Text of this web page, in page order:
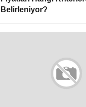
Belirleniyor?